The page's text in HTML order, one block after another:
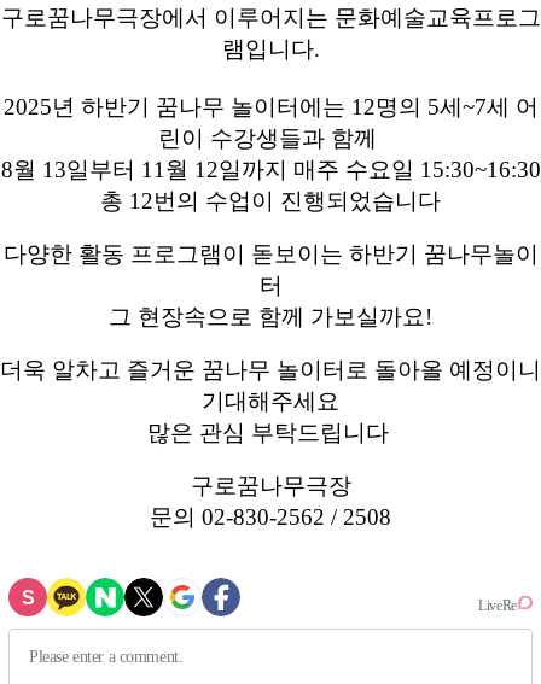
구로꿈나무극장에서 이루어지는 문화예술교육프로그
램입니다.
2025년 하반기 꿈나무 놀이터에는 12명의 5세~7세 어
린이 수강생들과 함께
8월 13일부터 11월 12일까지 매주 수요일 15:30~16:30
총 12번의 수업이 진행되었습니다
다양한 활동 프로그램이 돋보이는 하반기 꿈나무놀이
터
그 현장속으로 함께 가보실까요!
더욱 알차고 즐거운 꿈나무 놀이터로 돌아올 예정이니
기대해주세요
많은 관심 부탁드립니다
구로꿈나무극장
문의 02-830-2562 / 2508